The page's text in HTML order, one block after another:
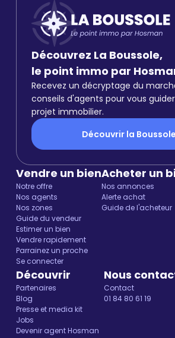
Découvrez La Boussole,
le point immo par
Recevez un décryptage du
conseils d'agents pour vous
projet immobilier.
Découvrir la Boussole
Vendre un bien
Notre offre
Nos agents
Nos zones
Guide du vendeur
Estimer un bien
Vendre rapidement
Parrainez un proche
Se connecter
Acheter un
Nos annonces
Alerte achat
Guide de l'acheteur
Découvrir
Partenaires
Blog
Presse et media kit
Jobs
Devenir agent Hosman
Nous
Contact
01 84 80 61 19